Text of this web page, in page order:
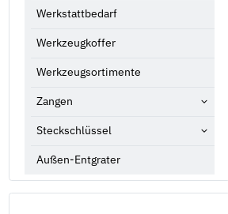
Werkstattbedarf
Werkzeugkoffer
Werkzeugsortimente
Zangen
Steckschlüssel
Außen-Entgrater